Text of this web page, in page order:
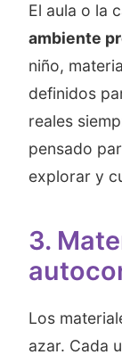
El aula o la
ambiente
niño,
definidos
reales
pensado
explorar y
3.
Los
azar. Cada